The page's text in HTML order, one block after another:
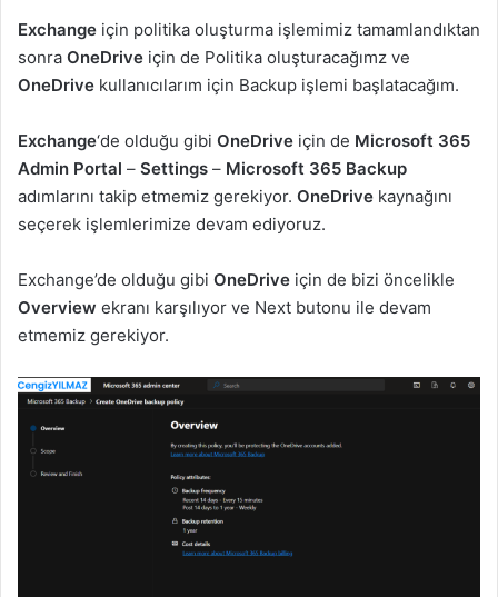
Exchange için politika oluşturma işlemimiz tamamlandıktan
sonra OneDrive için de Politika oluşturacağımz ve
OneDrive kullanıcılarım için Backup işlemi başlatacağım.
Exchange‘de olduğu gibi OneDrive için de Microsoft 365
Admin Portal – Settings – Microsoft 365 Backup
adımlarını takip etmemiz gerekiyor. OneDrive kaynağını
seçerek işlemlerimize devam ediyoruz.
Exchange’de olduğu gibi OneDrive için de bizi öncelikle
Overview ekranı karşılıyor ve Next butonu ile devam
etmemiz gerekiyor.